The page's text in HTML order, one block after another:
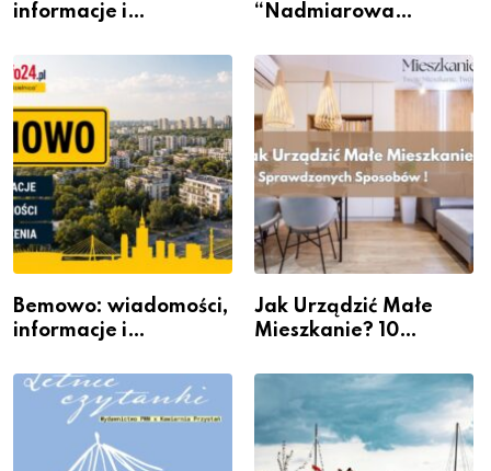
informacje i
“Nadmiarowa
Galerii XX1
Bemowo: wiadomości,
informacje i
Jak Urządzić Małe
Mieszkanie? 10
Przestrzeni Bez
Kosztownego Remontu